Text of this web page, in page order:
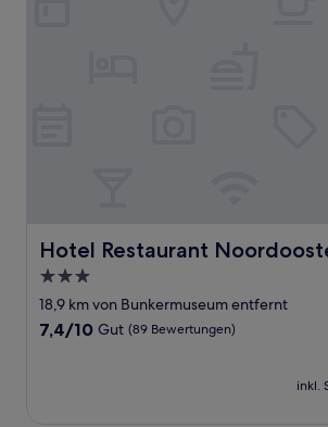
Hotel Restaurant
Hotel Restaurant Noordooster
3.0-
Sterne-
Unterkunft
18,9 km von Bunkermuseum entfernt
7.4
7,4/10 Gut (89 Bewertungen)
inkl.